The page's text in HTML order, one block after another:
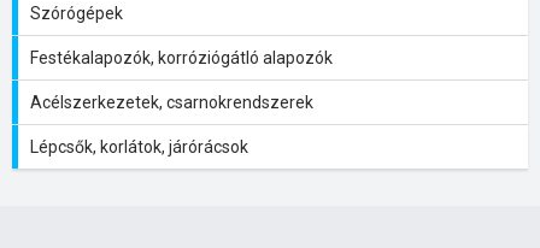
Szórógépek
Festékalapozók, korróziógátló alapozók
Acélszerkezetek, csarnokrendszerek
Lépcsők, korlátok, járórácsok